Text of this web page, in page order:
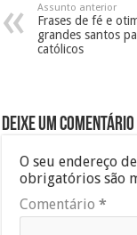
Assunto anterior
Frases de fé e
grandes santos
católicos
Deixe um comentário
O seu endereço
obrigatórios são
Comentário*